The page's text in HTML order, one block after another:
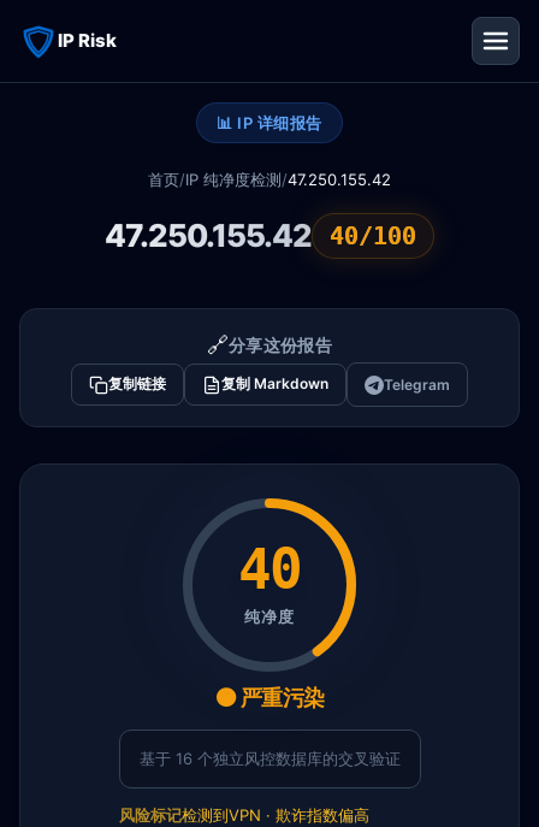
IP Risk
📊 IP 详细报告
首页/IP 纯净度检测/47.250.155.42
47.250.155.42 40/100
🔗分享这份报告
复制链接 复制 Markdown Telegram
40
纯净度
🟠 严重污染
基于 16 个独立风控数据库的交叉验证
风险标记检测到VPN · 欺诈指数偏高